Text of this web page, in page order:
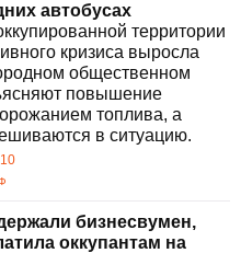
автобусах
территории
кризиса выросла
общественном
повышение
топлива, а
в ситуацию.
10
бизнесвумен,
оккупантам на